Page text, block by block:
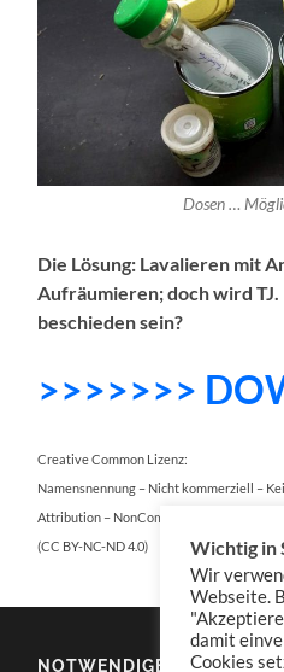
Dosen …
Die Lösung: Lavalieren mit
Aufräumieren; doch wird
beschieden sein?
>>>>>>>
Creative Common Lizenz:
Namensnennung – Nicht kommerziell –
Attribution – NonCommercial –
(CC BY-NC-ND 4.0)
NOTWENDIGES
Wichtig in
Wir
Webseite.
damit
Cookies